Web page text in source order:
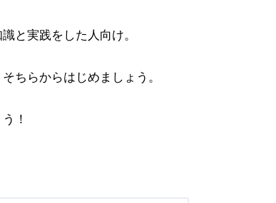
と実践をした人向け。
ちらからはじめましょう。
！